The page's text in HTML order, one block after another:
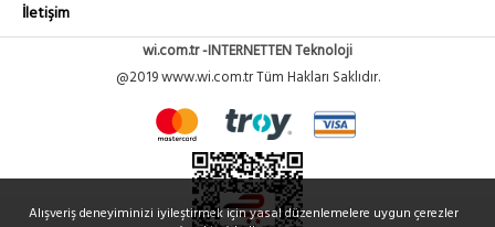
İletişim
wi.com.tr -INTERNETTEN Teknoloji
@2019 www.wi.com.tr Tüm Hakları Saklıdır.
Alışveriş deneyiminizi iyileştirmek için yasal düzenlemelere uygun çerezler